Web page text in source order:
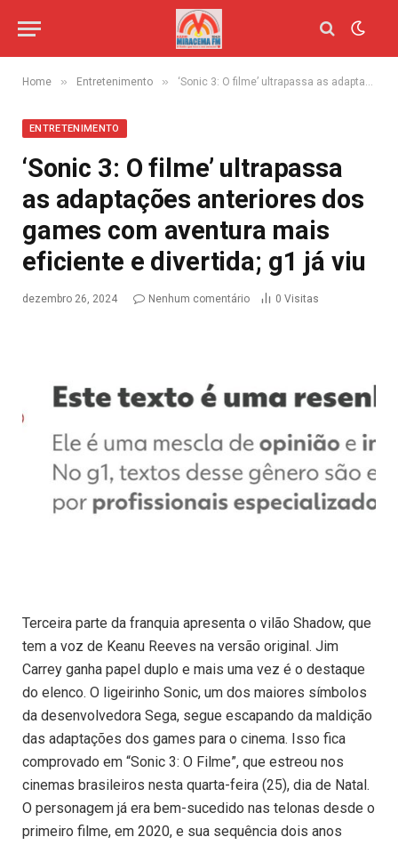
Home » Entretenimento » ‘Sonic 3: O filme’ ultrapassa as adaptações anteriores dos games com aventura mais eficiente e divertida; g1 já viu
ENTRETENIMENTO
‘Sonic 3: O filme’ ultrapassa
as adaptações anteriores dos
games com aventura mais
eficiente e divertida; g1 já viu
dezembro 26, 2024 Nenhum comentário 0 Visitas
Terceira parte da franquia apresenta o vilão Shadow, que
tem a voz de Keanu Reeves na versão original. Jim
Carrey ganha papel duplo e mais uma vez é o destaque
do elenco. O ligeirinho Sonic, um dos maiores símbolos
da desenvolvedora Sega, segue escapando da maldição
das adaptações dos games para o cinema. Isso fica
comprovado em “Sonic 3: O Filme”, que estreou nos
cinemas brasileiros nesta quarta-feira (25), dia de Natal.
O personagem já era bem-sucedido nas telonas desde o
primeiro filme, em 2020, e sua sequência dois anos